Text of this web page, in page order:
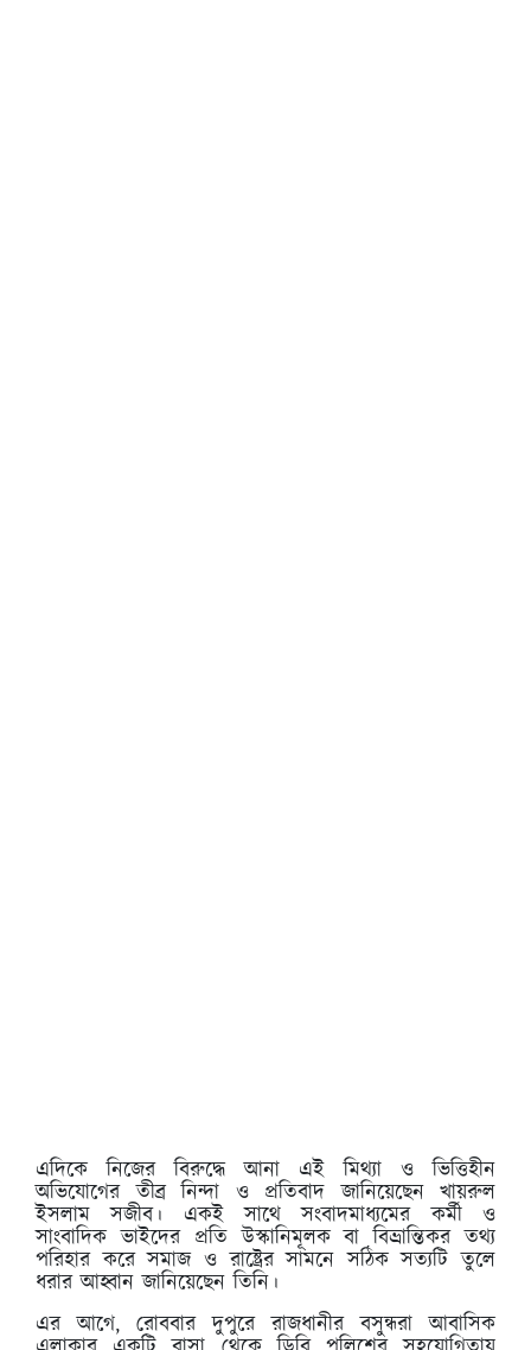
এদিকে নিজের বিরুদ্ধে আনা এই মিথ্যা ও ভিত্তিহীন
অভিযোগের তীব্র নিন্দা ও প্রতিবাদ জানিয়েছেন খায়রুল
ইসলাম সজীব। একই সাথে সংবাদমাধ্যমের কর্মী ও
সাংবাদিক ভাইদের প্রতি উস্কানিমূলক বা বিভ্রান্তিকর তথ্য
পরিহার করে সমাজ ও রাষ্ট্রের সামনে সঠিক সত্যটি তুলে
ধরার আহ্বান জানিয়েছেন তিনি।
এর আগে, রোববার দুপুরে রাজধানীর বসুন্ধরা আবাসিক